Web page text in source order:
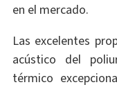
en el mercado.
Las excelentes
acústico del
térmico